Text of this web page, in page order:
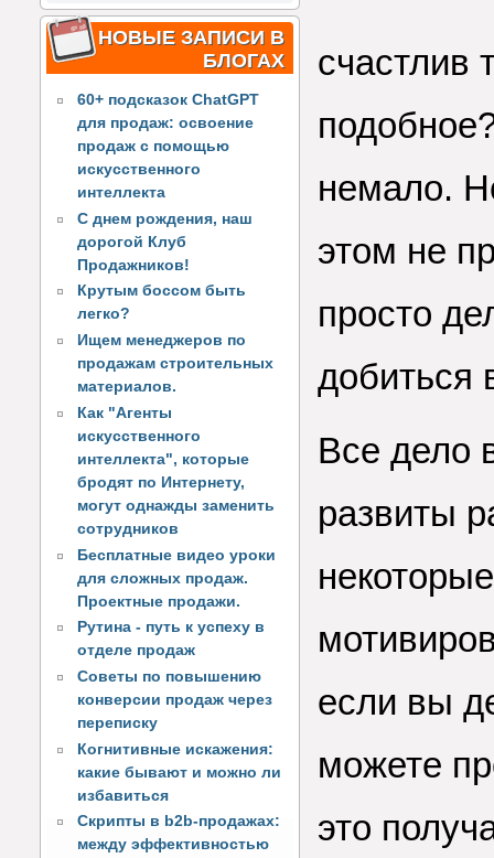
НОВЫЕ ЗАПИСИ В
БЛОГАХ
60+ подсказок ChatGPT
для продаж: освоение
продаж с помощью
искусственного
интеллекта
С днем рождения, наш
дорогой Клуб
Продажников!
Крутым боссом быть
легко?
Ищем менеджеров по
продажам строительных
материалов.
Как "Агенты
искусственного
интеллекта", которые
бродят по Интернету,
могут однажды заменить
сотрудников
Бесплатные видео уроки
для сложных продаж.
Проектные продажи.
Рутина - путь к успеху в
отделе продаж
Советы по повышению
конверсии продаж через
переписку
Когнитивные искажения:
какие бывают и можно ли
избавиться
Скрипты в b2b-продажах:
между эффективностью
счастлив
немало.
этом не
просто
добиться
Все дело
развиты
если вы
можете
это